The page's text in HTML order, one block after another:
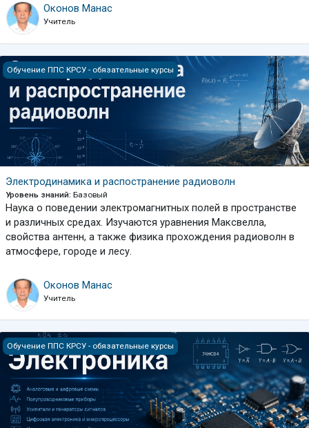
Оконов Манас
Учитель
Электродинамика и распостранение радиоволн
Обучение ППС КРСУ - обязательные курсы
Электродинамика и распостранение радиоволн
Уровень знаний: Базовый
Наука о поведении электромагнитных полей в пространстве
и различных средах. Изучаются уравнения Максвелла,
свойства антенн, а также физика прохождения радиоволн в
атмосфере, городе и лесу.
Оконов Манас
Учитель
Электроника
Обучение ППС КРСУ - обязательные курсы